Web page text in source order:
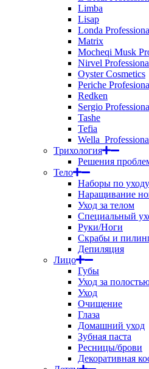
Limba
Lisap
Londa
Matrix
Mocheqi Musk
Nirvel
Oyster Cosmetics
Periche
Redken
Sergio
Tashe
Tefia
Трихология
Решения
Тело
Наборы по
Наращивание
Уход за телом
Специальный
Руки/Ноги
Скрабы и
Депиляция
Лицо
Губы
Уход за
Уход
Очищение
Глаза
Домашний уход
Зубная паста
Ресницы/брови
Декоративная